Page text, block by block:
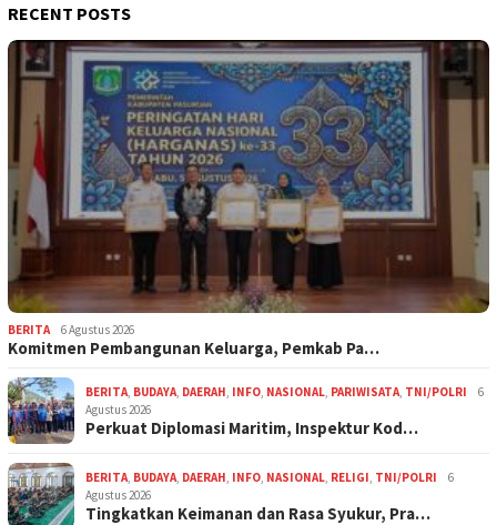
RECENT POSTS
BERITA 6 Agustus 2026
Komitmen Pembangunan Keluarga, Pemkab Pa…
BERITA BUDAYA DAERAH INFO NASIONAL PARIWISATA TNI/POLRI
6
Agustus 2026
Perkuat Diplomasi Maritim, Inspektur Kod…
BERITA BUDAYA DAERAH INFO NASIONAL RELIGI TNI/POLRI
6
Agustus 2026
Tingkatkan Keimanan dan Rasa Syukur, Pra…